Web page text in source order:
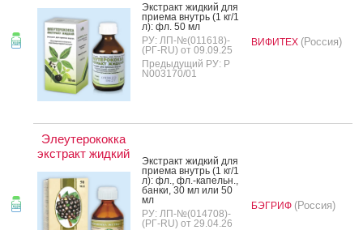
Экс­тракт жид­кий для
при­ема внутрь (1 кг/1
л): фл. 50 мл
РУ: ЛП-№(011618)-
(РГ-RU) от 09.09.25
Предыдущий РУ: Р
N003170/01
ВИФИТЕХ (Россия)
Элеутерококка
экстракт жидкий
Экс­тракт жид­кий для
при­ема внутрь (1 кг/1
л): фл., фл.-ка­пельн.,
бан­ки, 30 мл или 50
мл
РУ: ЛП-№(014708)-
(РГ-RU) от 29.04.26
БЭГРИФ (Россия)